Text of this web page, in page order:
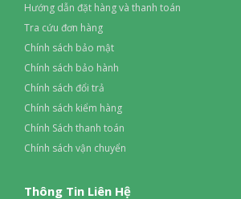
Hướng dẫn đặt hàng và thanh toán
Tra cứu đơn hàng
Chính sách bảo mật
Chính sách bảo hành
Chính sách đổi trả
Chính sách kiểm hàng
Chính Sách thanh toán
Chính sách vận chuyển
Thông Tin Liên Hệ